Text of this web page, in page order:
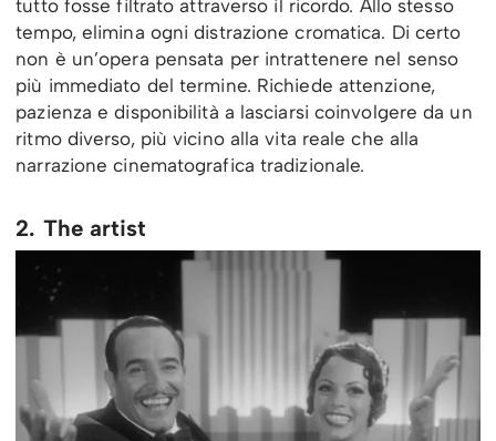
tutto fosse filtrato attraverso il ricordo. Allo stesso
tempo, elimina ogni distrazione cromatica. Di certo
non è un’opera pensata per intrattenere nel senso
più immediato del termine. Richiede attenzione,
pazienza e disponibilità a lasciarsi coinvolgere da un
ritmo diverso, più vicino alla vita reale che alla
narrazione cinematografica tradizionale.
2. The artist